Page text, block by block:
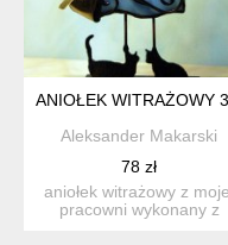
ANIOŁEK WITRAŻOWY
Aleksander Makarski
78 zł
aniołek witrażowy z
pracowni wykonany z